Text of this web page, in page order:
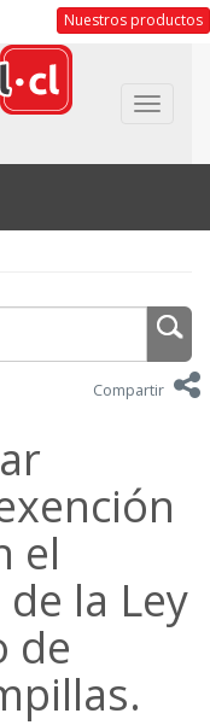
Nuestros productos
Toggle
Compartir
el
la Ley
de